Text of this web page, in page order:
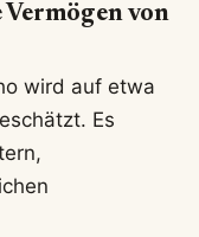
Vermögen von
wird auf etwa
Es